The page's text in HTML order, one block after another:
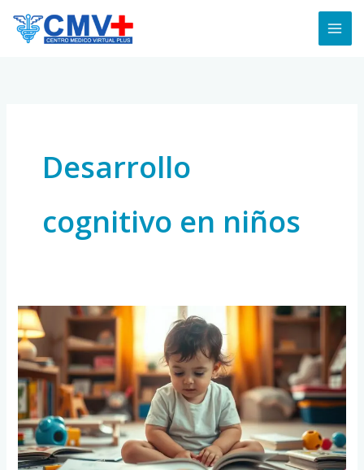
Desarrollo
cognitivo en niños
Cómo
aumentar
el
nivel
de
atención
de